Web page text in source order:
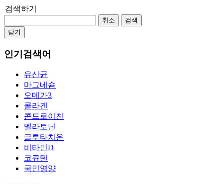
검색하기
취소
검색
닫기
인기검색어
유산균
마그네슘
오메가3
콜라겐
콘드로이친
멜라토닌
글루타치온
비타민D
코큐텐
국민영양